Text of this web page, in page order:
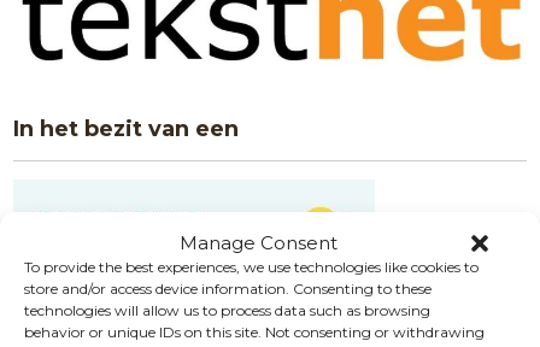
Manage Consent
To provide the best experiences, we use technologies like cookies to
store and/or access device information. Consenting to these
technologies will allow us to process data such as browsing
behavior or unique IDs on this site. Not consenting or withdrawing
In het bezit van een